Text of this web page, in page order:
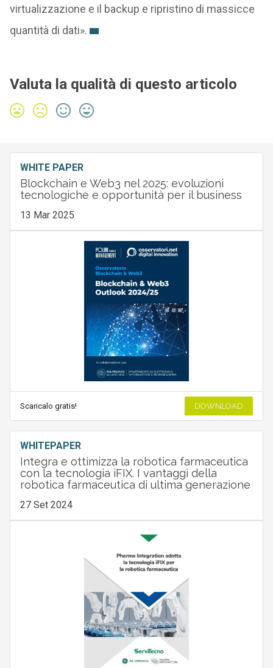
virtualizzazione e il backup e ripristino di massicce
quantità di dati».
Valuta la qualità di questo articolo
WHITE PAPER
Blockchain e Web3 nel 2025: evoluzioni
tecnologiche e opportunità per il business
13 Mar 2025
Scaricalo gratis! DOWNLOAD
WHITEPAPER
Integra e ottimizza la robotica farmaceutica
con la tecnologia iFIX. I vantaggi della
robotica farmaceutica di ultima generazione
27 Set 2024